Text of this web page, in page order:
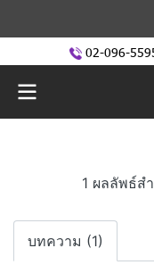
02-096-
1 ผลลัพธ์ส
บทความ (1)